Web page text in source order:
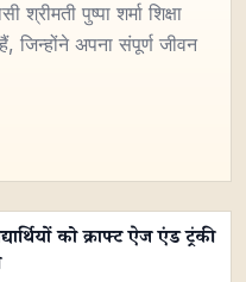
पुष्पा शर्मा शिक्षा
जिन्होंने अपना संपूर्ण जीवन
को क्राफ्ट ऐज एंड ट्रंकी